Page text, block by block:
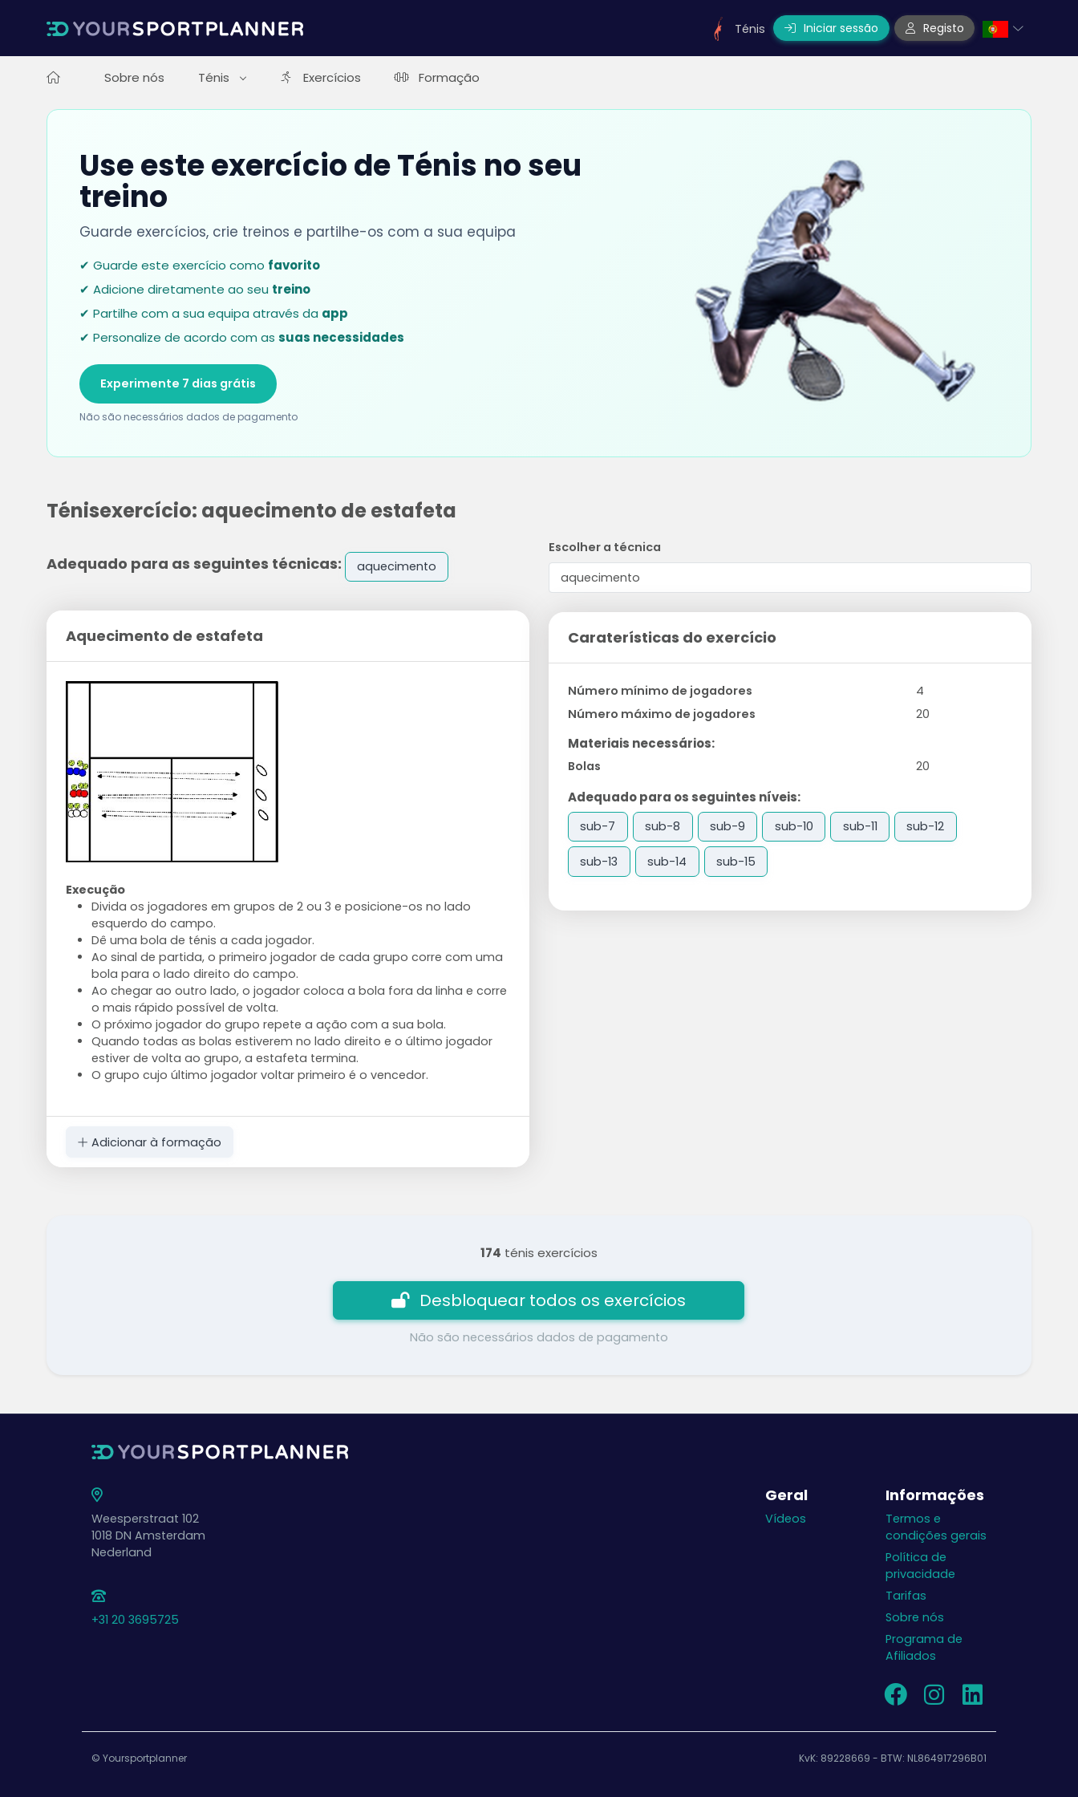
Ténis Iniciar sessão Registo
Sobre nós Ténis Exercícios Formação
Use este exercício de Ténis no seu
treino
Guarde exercícios, crie treinos e partilhe-os com a sua equipa
✔ Guarde este exercício como favorito
✔ Adicione diretamente ao seu treino
✔ Partilhe com a sua equipa através da app
✔ Personalize de acordo com as suas necessidades
Experimente 7 dias grátis
Não são necessários dados de pagamento
Ténisexercício: aquecimento de estafeta
Adequado para as seguintes técnicas: aquecimento
Aquecimento de estafeta
Execução
Divida os jogadores em grupos de 2 ou 3 e posicione-os no lado
esquerdo do campo.
Dê uma bola de ténis a cada jogador.
Ao sinal de partida, o primeiro jogador de cada grupo corre com uma
bola para o lado direito do campo.
Ao chegar ao outro lado, o jogador coloca a bola fora da linha e corre
o mais rápido possível de volta.
O próximo jogador do grupo repete a ação com a sua bola.
Quando todas as bolas estiverem no lado direito e o último jogador
estiver de volta ao grupo, a estafeta termina.
O grupo cujo último jogador voltar primeiro é o vencedor.
Adicionar à formação
Escolher a técnica
Caraterísticas do exercício
Número mínimo de jogadores
4
Número máximo de jogadores
20
Materiais necessários:
Bolas 20
Adequado para os seguintes níveis:
sub-7 sub-8 sub-9 sub-10 sub-11 sub-12
sub-13 sub-14 sub-15
174 ténis exercícios
Desbloquear todos os exercícios
Não são necessários dados de pagamento
Weesperstraat 102
1018 DN Amsterdam
Nederland
+31 20 3695725
Geral
Vídeos
Informações
Termos e
condições gerais
Política de
privacidade
Tarifas
Sobre nós
Programa de
Afiliados
© Yoursportplanner KvK: 89228669 - BTW: NL864917296B01